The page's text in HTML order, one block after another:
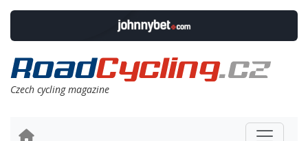
Czech cycling magazine